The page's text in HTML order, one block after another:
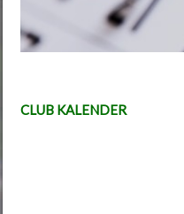
CLUB KALENDER